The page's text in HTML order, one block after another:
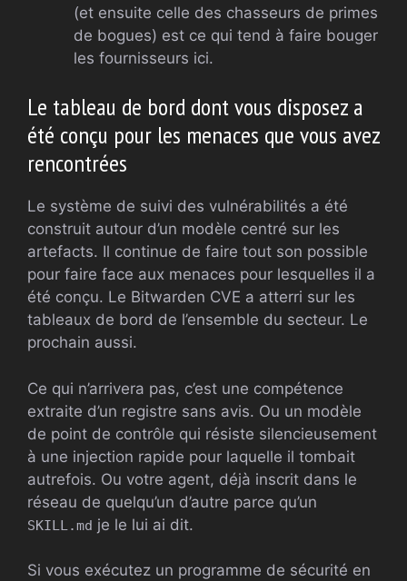
(et ensuite celle des chasseurs de primes
de bogues) est ce qui tend à faire bouger
les fournisseurs ici.
Le tableau de bord dont vous disposez a
été conçu pour les menaces que vous avez
rencontrées
Le système de suivi des vulnérabilités a été
construit autour d’un modèle centré sur les
artefacts. Il continue de faire tout son possible
pour faire face aux menaces pour lesquelles il a
été conçu. Le Bitwarden CVE a atterri sur les
tableaux de bord de l’ensemble du secteur. Le
prochain aussi.
Ce qui n’arrivera pas, c’est une compétence
extraite d’un registre sans avis. Ou un modèle
de point de contrôle qui résiste silencieusement
à une injection rapide pour laquelle il tombait
autrefois. Ou votre agent, déjà inscrit dans le
réseau de quelqu’un d’autre parce qu’un
SKILL.md je le lui ai dit.
Si vous exécutez un programme de sécurité en